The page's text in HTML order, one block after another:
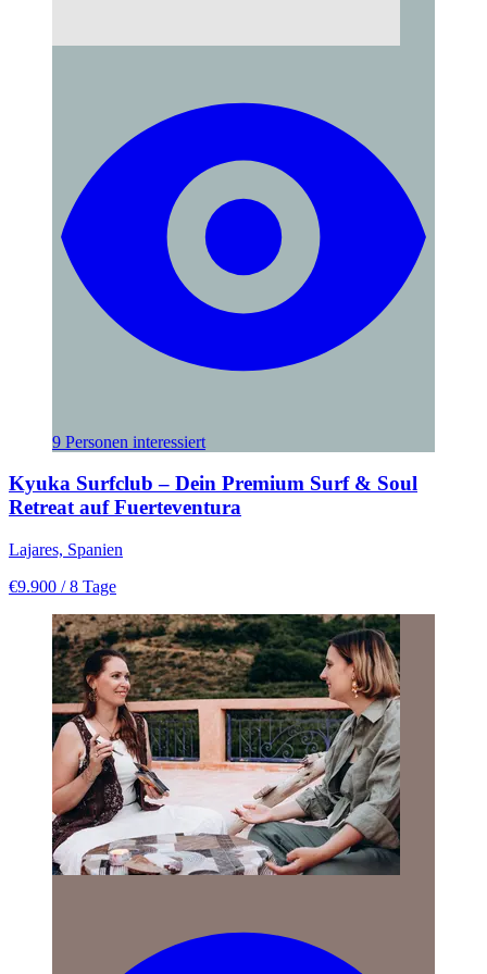
9 Personen interessiert
Kyuka Surfclub – Dein Premium Surf & Soul
Retreat auf Fuerteventura
Lajares, Spanien
€9.900 / 8 Tage